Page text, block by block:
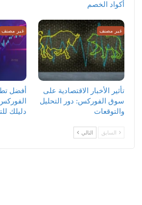
أكواد الخصم
غير مصنف
تأثير الأخبار الاقتصادية على
سوق الفوركس: دور التحليل
والتوقعات
غير مصنف
أفضل
دليلك
السابق التالي